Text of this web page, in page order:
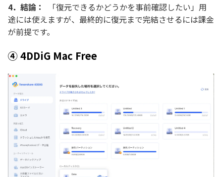
4．結論：
「復元できるかどうかを事前確認したい」用
途には使えますが、最終的に復元まで完結させるには課金
が前提です。
④ 4DDiG Mac Free